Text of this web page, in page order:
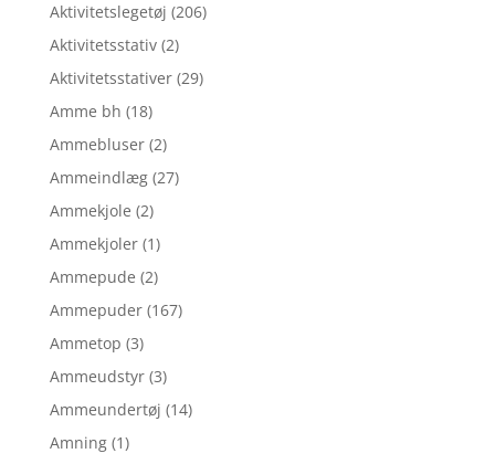
Aktivitetslegetøj (206)
Aktivitetsstativ (2)
Aktivitetsstativer (29)
Amme bh (18)
Ammebluser (2)
Ammeindlæg (27)
Ammekjole (2)
Ammekjoler (1)
Ammepude (2)
Ammepuder (167)
Ammetop (3)
Ammeudstyr (3)
Ammeundertøj (14)
Amning (1)